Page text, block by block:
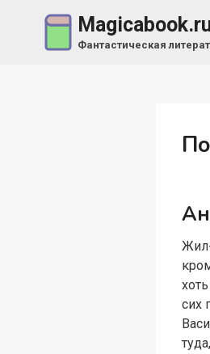
содержимомуФантастическая
сих